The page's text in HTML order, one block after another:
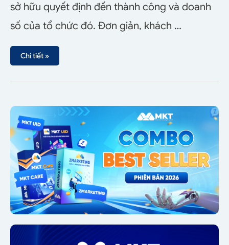
sở hữu quyết định đến thành công và doanh
số của tổ chức đó. Đơn giản, khách …
Chi tiết »